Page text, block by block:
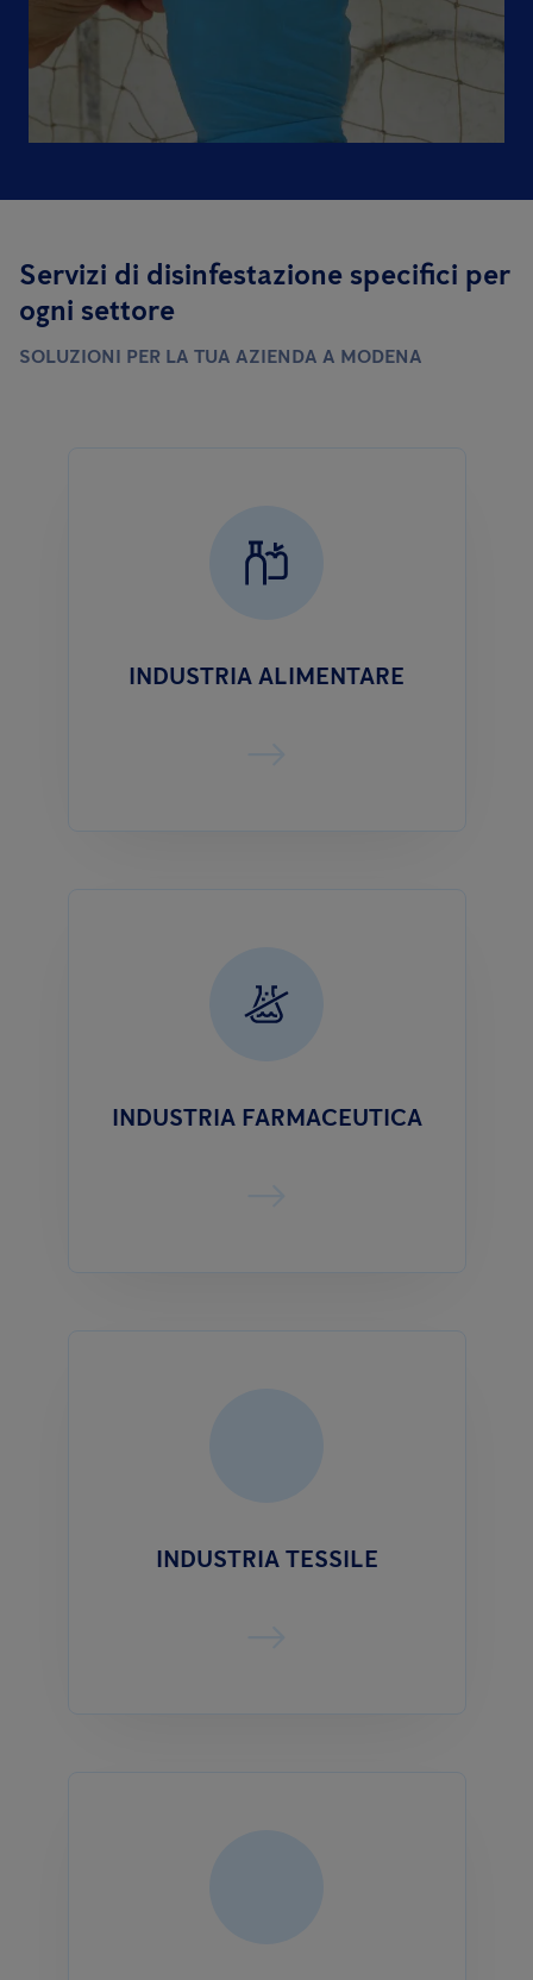
Servizi di disinfestazione specifici per
ogni settore
SOLUZIONI PER LA TUA AZIENDA A MODENA
INDUSTRIA ALIMENTARE
INDUSTRIA FARMACEUTICA
INDUSTRIA TESSILE